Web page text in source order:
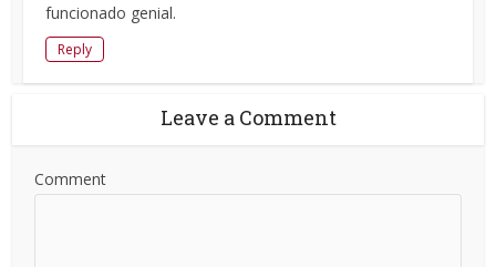
funcionado genial.
Reply
Leave a Comment
Comment